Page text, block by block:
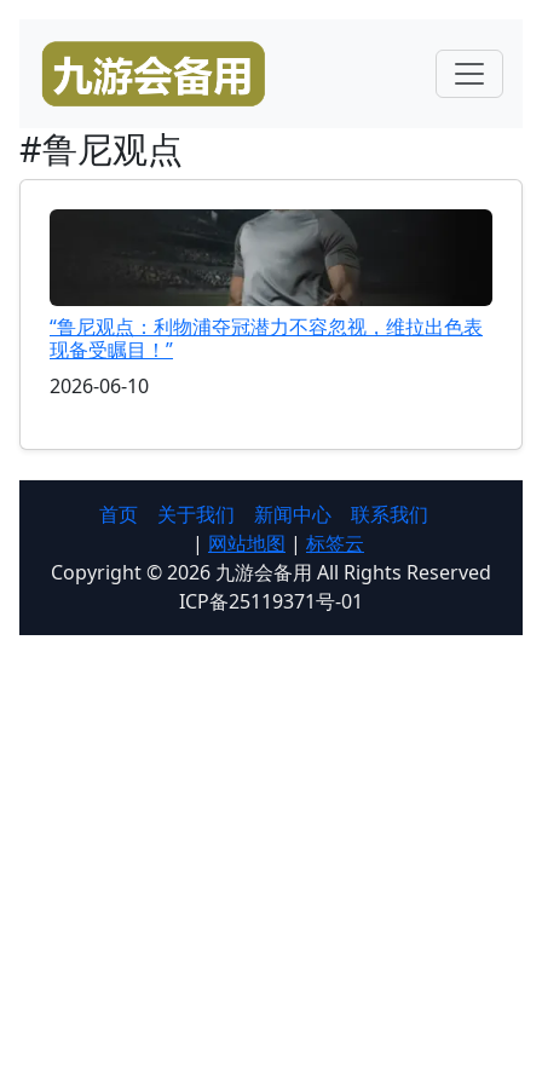
#鲁尼观点
“鲁尼观点：利物浦夺冠潜力不容忽视，维拉出色表
现备受瞩目！”
2026-06-10
首页 关于我们 新闻中心
联系我们
| 网站地图 | 标签云
Copyright © 2026 九游会备用 All Rights Reserved
ICP备25119371号-01